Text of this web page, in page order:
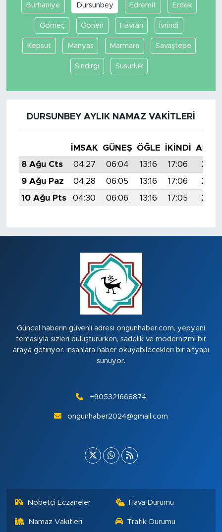
Burhaniye Dursunbey Edremit Erdek
Gömeç Gönen Havran İvrindi
Kepsut Manyas Marmara Savaştepe
Sındırgı Susurluk
DURSUNBEY AYLIK NAMAZ VAKITLERI
İMSAK GÜNEŞ ÖĞLE İKINDI
8 Ağu Cts
04:27 06:04 13:16 17:06
20:18
9 Ağu Paz
04:28 06:05 13:16 17:06
20:17
10 Ağu Pts
04:30 06:06 13:16 17:05 20:16
Güncel haberin güvenli adresi ongunhaber.com, yepyeni
temasıyla sizleri buluştururken, sadelik ve modernizmi bir
araya getiriyor. insanlara haber okuyabilecekleri bir altyapı
sunuyor.
+905321668874
ongunhaber2024@gmail.com
Nöbetçi Eczaneler Hava Durumu
Namaz Vakitleri Trafik Durumu